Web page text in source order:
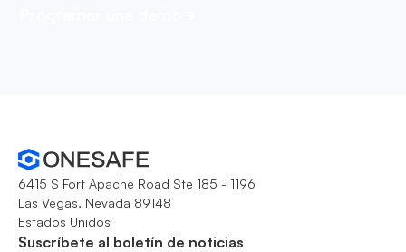
6415 S Fort Apache Road Ste 185 - 1196
Las Vegas, Nevada 89148
Estados Unidos
Suscríbete al boletín de noticias